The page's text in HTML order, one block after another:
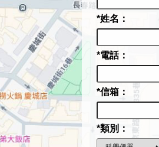
*姓名：
*電話：
*信箱：
*類別：